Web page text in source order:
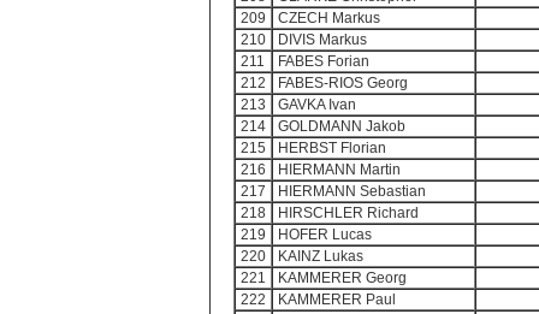
209
CZECH Markus
210
DIVIS Markus
211
FABES Forian
212
FABES-RIOS Georg
213
GAVKA Ivan
214
GOLDMANN Jakob
215
HERBST Florian
216
HIERMANN Martin
217
HIERMANN Sebastian
218
HIRSCHLER Richard
219
HOFER Lucas
220
KAINZ Lukas
221
KAMMERER Georg
222
KAMMERER Paul